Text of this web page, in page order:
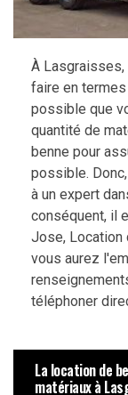
À Lasgraisses,
faire en
possible que
quantité de
benne pour
possible.
à un expert
conséquent, il
Jose, Location
vous aurez
téléphoner
La location de
matériaux à